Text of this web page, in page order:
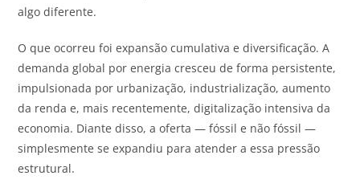
algo diferente.
O que ocorreu foi expansão cumulativa e diversificação. A
demanda global por energia cresceu de forma persistente,
impulsionada por urbanização, industrialização, aumento
da renda e, mais recentemente, digitalização intensiva da
economia. Diante disso, a oferta — fóssil e não fóssil —
simplesmente se expandiu para atender a essa pressão
estrutural.